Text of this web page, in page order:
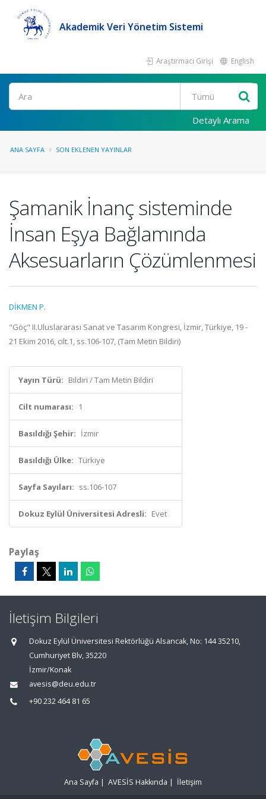
Akademik Veri Yönetim Sistemi
Araştırmacı Girişi English
Ara
Detaylı Arama
ANA SAYFA SON EKLENEN YAYINLAR
Şamanik İnanç sisteminde
İnsan Eşya Bağlamında
Aksesuarların Çözümlenmesi
DİKMEN P.
"Göç" II.Uluslararası Sanat ve Tasarım Kongresi, İzmir, Türkiye, 19 -
21 Ekim 2016, cilt.1, ss.106-107, (Tam Metin Bildiri)
Yayın Türü: Bildiri / Tam Metin Bildiri
Cilt numarası: 1
Basıldığı Şehir: İzmir
Basıldığı Ülke: Türkiye
Sayfa Sayıları: ss.106-107
Dokuz Eylül Üniversitesi Adresli: Evet
Paylaş
İletişim Bilgileri
Dokuz Eylül Üniversitesi Rektörlüğü Alsancak, No: 144 35210,
Cumhuriyet Blv, 35220
İzmir/Konak
avesis@deu.edu.tr
+90 232 464 81 65
Ana Sayfa | AVESİS Hakkında | İletişim